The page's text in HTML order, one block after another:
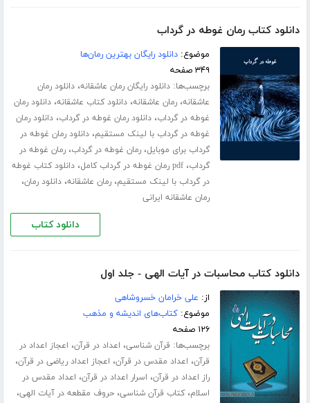
دانلود کتاب رمان غوطه در گرداب
موضوع:دانلود رایگان بهترین رمان‌ها
۳۴۹ صفحه
برچسب‌ها:دانلود رایگان رمان عاشقانه،دانلود رمان
عاشقانه،رمان عاشقانه،دانلود کتاب عاشقانه،دانلود رمان
غوطه در گرداب،دانلود رمان غوطه در گرداب،دانلود رمان
غوطه در گرداب با لینک مستقیم،دانلود رمان غوطه در
گرداب برای موبایل،رمان غوطه در گرداب،رمان غوطه در
گرداب،pdf رمان غوطه در گرداب کامل ،دانلود کتاب غوطه
در گرداب با لینک مستقیم،رمان عاشقانه،دانلود رمان،
رمان عاشقانه ایرانی
دانلود کتاب
دانلود کتاب محاسبات در آیات الهی - جلد اول
از: علی خرامان خسروشاهی
موضوع:کتاب‌های اندیشه و مذهب
۱۲۶ صفحه
برچسب‌ها: قرآن شناسی، اعداد در قرآن، اعجاز اعداد در
قرآن، اعداد مقدس در قرآن، اعجاز اعداد ریاضی در قرآن،
راز اعداد در قرآن، اسرار اعداد در قرآن، اعداد مقدس در
اسلام،کتاب قرآن شناسی،حروف مقطعه در آیات الهی،